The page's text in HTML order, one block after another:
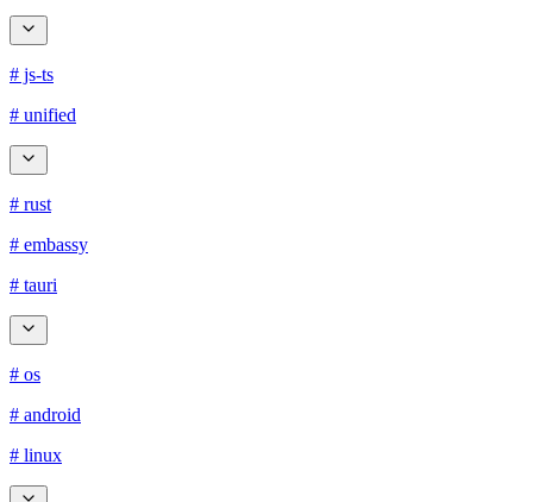
# js-ts
# unified
# rust
# embassy
# tauri
# os
# android
# linux